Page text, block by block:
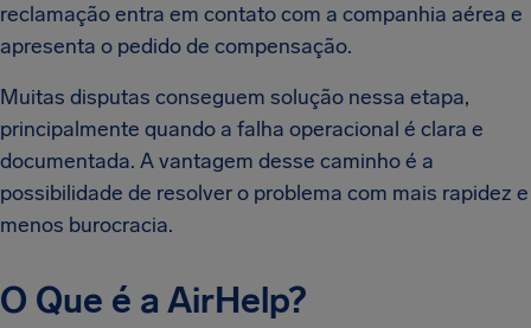
reclamação entra em contato com a companhia aérea e
apresenta o pedido de compensação.
Muitas disputas conseguem solução nessa etapa,
principalmente quando a falha operacional é clara e
documentada. A vantagem desse caminho é a
possibilidade de resolver o problema com mais rapidez e
menos burocracia.
O Que é a AirHelp?